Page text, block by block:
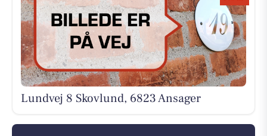
Lundvej 8 Skovlund, 6823 Ansager